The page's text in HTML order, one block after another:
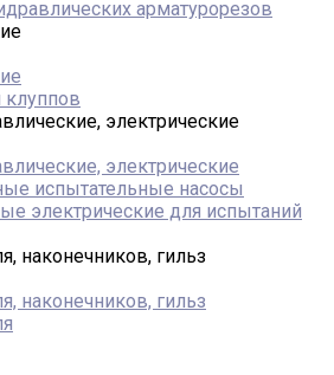
арматурорезов
электрические
электрические
испытательные насосы
электрические для испытаний
наконечников, гильз
наконечников, гильз